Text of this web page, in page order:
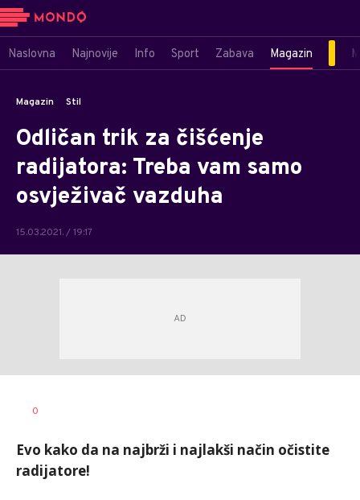
Naslovna Najnovije Info Sport Zabava Magazin
Magazin Stil
Odličan trik za čišćenje
radijatora: Treba vam samo
osvježivač vazduha
15.03.2021. / 19:17
AUTOR
0
Evo kako da na najbrži i najlakši način očistite
radijatore!